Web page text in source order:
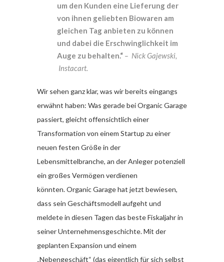
um den Kunden eine Lieferung der
von ihnen geliebten Biowaren am
gleichen Tag anbieten zu können
und dabei die Erschwinglichkeit im
Auge zu behalten.“ – Nick Gajewski,
Instacart.
Wir sehen ganz klar, was wir bereits eingangs
erwähnt haben: Was gerade bei Organic Garage
passiert, gleicht offensichtlich einer
Transformation von einem Startup zu einer
neuen festen Größe in der
Lebensmittelbranche, an der Anleger potenziell
ein großes Vermögen verdienen
könnten. Organic Garage hat jetzt bewiesen,
dass sein Geschäftsmodell aufgeht und
meldete in diesen Tagen das beste Fiskaljahr in
seiner Unternehmensgeschichte. Mit der
geplanten Expansion und einem
„Nebengeschäft“ (das eigentlich für sich selbst